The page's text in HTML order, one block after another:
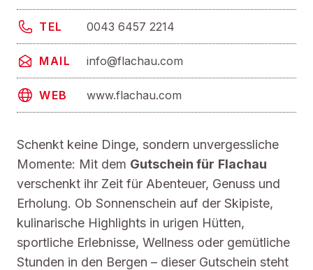
TEL 0043 6457 2214
MAIL info@flachau.com
WEB www.flachau.com
Schenkt keine Dinge, sondern unvergessliche
Momente: Mit dem Gutschein für Flachau
verschenkt ihr Zeit für Abenteuer, Genuss und
Erholung. Ob Sonnenschein auf der Skipiste,
kulinarische Highlights in urigen Hütten,
sportliche Erlebnisse, Wellness oder gemütliche
Stunden in den Bergen – dieser Gutschein steht